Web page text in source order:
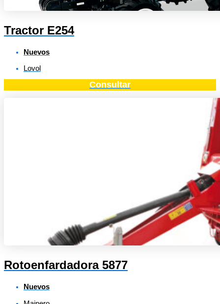
Tractor E254
Nuevos
Lovol
Consultar
Rotoenfardadora 5877
Nuevos